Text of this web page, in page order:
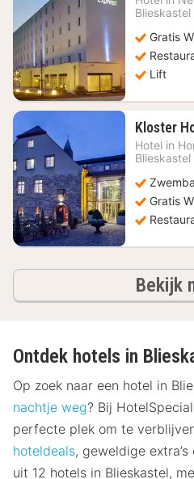
vanaf
€
Blieskastel
Gratis
Lift
Kloster
Hotel in
Blieskastel
Gratis
Bekijk
Ontdek hotels in
Op zoek naar een hotel in
nachtje weg? Bij
perfecte plek om te
hoteldeals, geweldige extra’s
uit 12 hotels in Blieskastel,